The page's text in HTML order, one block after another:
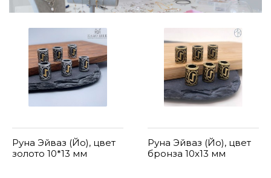
Руна Эйваз (Йо), цвет
золото 10*13 мм
Руна Эйваз (Йо), цвет
бронза 10х13 мм